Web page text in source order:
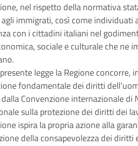
nel rispetto della normativa
immigrati, così come individuati
con i cittadini italiani nel
sociale e culturale che ne
legge la Regione
fondamentale dei diritti
Convenzione internazionale
sulla protezione dei diritti dei
ispira la propria azione alla
della consapevolezza dei